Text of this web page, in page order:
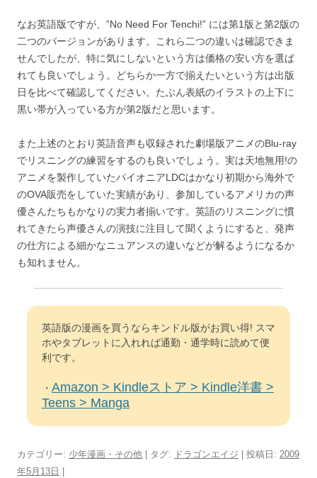
なお英語版ですが、”No Need For Tenchi!” には第1版と第2版の
二つのバージョンがあります。これら二つの違いは確認できま
せんでしたが、特に気にしないという方は価格の安い方を選ば
れても良いでしょう。どちらか一方で揃えたいという方は出版
日を比べて確認してください。たぶん表紙のイラストの上下に
黒い帯が入っている方が第2版だと思います。
また上述のとおり英語音声も収録された劇場版アニメのBlu-ray
でリスニングの練習をするのも良いでしょう。実は天地無用!の
アニメを製作していたパイオニアLDCはかなり初期から海外で
のOVA販売をしていた実績があり、参加しているアメリカの声
優さんたちもかなりの実力者揃いです。英語のリスニングに慣
れてきたら声優さんの演技に注目して聞くようにすると、発声
の仕方による細かなニュアンスの違いなどが解るようになるか
も知れません。
英語版の漫画を買うならキンドル版がお買い得! スマ
ホやタブレットに入れれば通勤・通学時に読めて便
利です。
・ Amazon > Kindleストア > Kindle洋書 >
Teens > Manga
カテゴリー: 少年漫画・その他 | タグ: ドラゴンエイジ | 投稿日: 2009
年5月13日